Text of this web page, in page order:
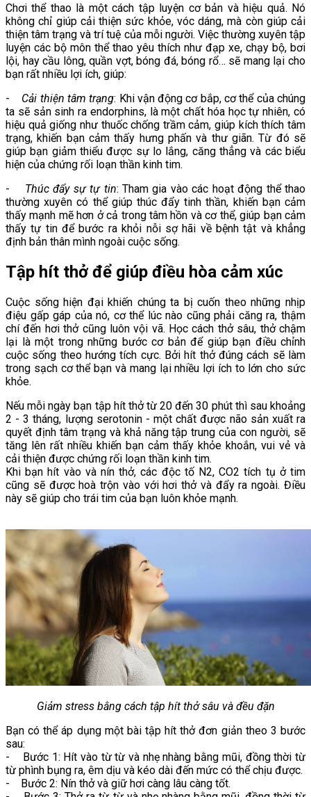
Chơi thể thao là một cách tập luyện cơ bản và hiệu quả. Nó
không chỉ giúp cải thiện sức khỏe, vóc dáng, mà còn giúp cải
thiện tâm trạng và trí tuệ của mỗi người. Việc thường xuyên tập
luyện các bộ môn thể thao yêu thích như đạp xe, chạy bộ, bơi
lội, hay cầu lông, quần vợt, bóng đá, bóng rổ… sẽ mang lại cho
bạn rất nhiều lợi ích, giúp:
-
Cải thiện tâm trạng: Khi vận động cơ bắp, cơ thể của chúng
ta sẽ sản sinh ra endorphins, là một chất hóa học tự nhiên, có
hiệu quả giống như thuốc chống trầm cảm, giúp kích thích tâm
trạng, khiến bạn cảm thấy hưng phấn và thư giãn. Từ đó sẽ
giúp bạn giảm thiểu được sự lo lắng, căng thẳng và các biểu
hiện của chứng rối loạn thần kinh tim.
- Thúc đẩy sự tự tin: Tham gia vào các hoạt động thể thao
thường xuyên có thể giúp thúc đẩy tinh thần, khiến bạn cảm
thấy mạnh mẽ hơn ở cả trong tâm hồn và cơ thể, giúp bạn cảm
thấy tự tin để bước ra khỏi nỗi sợ hãi về bệnh tật và khẳng
định bản thân mình ngoài cuộc sống.
Tập hít thở để giúp điều hòa cảm xúc
Cuộc sống hiện đại khiến chúng ta bị cuốn theo những nhịp
điệu gấp gáp của nó, cơ thể lúc nào cũng phải căng ra, thậm
chí đến hơi thở cũng luôn vội vã. Học cách thở sâu, thở chậm
lại là một trong những bước cơ bản để giúp bạn điều chỉnh
cuộc sống theo hướng tích cực. Bởi hít thở đúng cách sẽ làm
trong sạch cơ thể bạn và mang lại nhiều lợi ích to lớn cho sức
khỏe.
Nếu mỗi ngày bạn tập hít thở từ 20 đến 30 phút thì sau khoảng
2 - 3 tháng, lượng serotonin - một chất được não sản xuất ra
quyết định tâm trạng và khả năng tập trung của con người, sẽ
tăng lên rất nhiều khiến bạn cảm thấy khỏe khoắn, vui vẻ và
cải thiện được chứng rối loạn thần kinh tim.
Khi bạn hít vào và nín thở, các độc tố N2, CO2 tích tụ ở tim
cũng sẽ được hoà trộn vào với hơi thở và đẩy ra ngoài. Điều
này sẽ giúp cho trái tim của bạn luôn khỏe mạnh.
Giảm stress bằng cách tập hít thở sâu và đều đặn
Bạn có thể áp dụng một bài tập hít thở đơn giản theo 3 bước
sau:
- Bước 1: Hít vào từ từ và nhẹ nhàng bằng mũi, đồng thời từ
từ phình bụng ra, êm dịu và kéo dài đến mức có thể chịu được.
- Bước 2: Nín thở và giữ hơi càng lâu càng tốt.